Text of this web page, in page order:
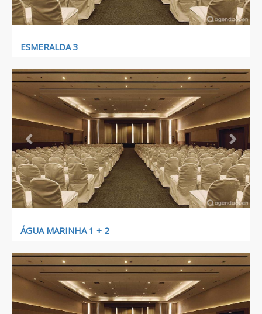
ESMERALDA 3
Previous Next
ÁGUA MARINHA 1 + 2
Previous Next